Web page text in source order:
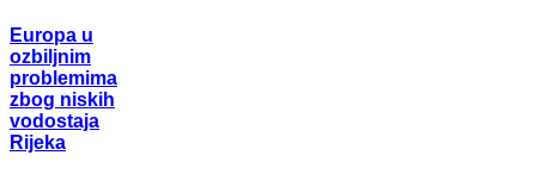
Europa u
ozbiljnim
problemima
zbog niskih
vodostaja
Rijeka